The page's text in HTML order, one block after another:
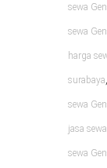
sewa
sewa
harga
surabaya,
sewa
jasa
sewa